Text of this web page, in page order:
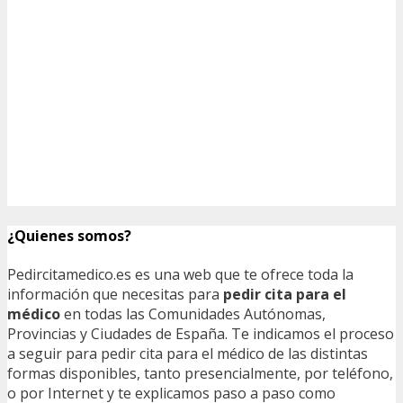
¿Quienes somos?
Pedircitamedico.es es una web que te ofrece toda la
información que necesitas para pedir cita para el
médicoen todas las Comunidades Autónomas,
Provincias y Ciudades de España. Te indicamos el proceso
a seguir para pedir cita para el médico de las distintas
formas disponibles, tanto presencialmente, por teléfono,
o por Internet y te explicamos paso a paso como